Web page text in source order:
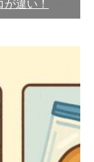
違い！